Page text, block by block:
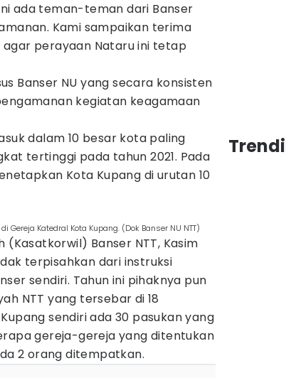
ada teman-teman dari Banser
Kami sampaikan terima
perayaan Nataru ini tetap
Banser NU yang secara konsisten
kegiatan keagamaan
dalam 10 besar kota paling
tertinggi pada tahun 2021. Pada
Kota Kupang di urutan 10
Katedral Kota Kupang. (Dok Banser NU NTT)
(Kasatkorwil) Banser NTT, Kasim
terpisahkan dari instruksi
sendiri. Tahun ini pihaknya pun
NTT yang tersebar di 18
sendiri ada 30 pasukan yang
gereja-gereja yang ditentukan
2 orang ditempatkan.